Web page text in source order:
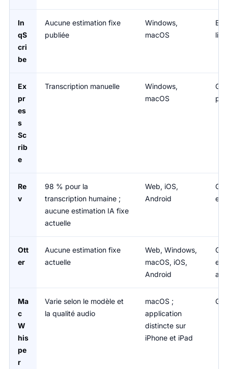
In
qS
cri
be
Aucune estimation fixe
publiée
Windows,
macOS
Ex
pr
es
s
Sc
rib
e
Transcription manuelle
Windows,
macOS
Re
v
98 % pour la
transcription humaine ;
aucune estimation IA fixe
actuelle
Web, iOS,
Android
Ott
er
Aucune estimation fixe
actuelle
Web, Windows,
macOS, iOS,
Android
Ma
c
W
his
pe
r
Varie selon le modèle et
la qualité audio
macOS ;
application
distincte sur
iPhone et iPad